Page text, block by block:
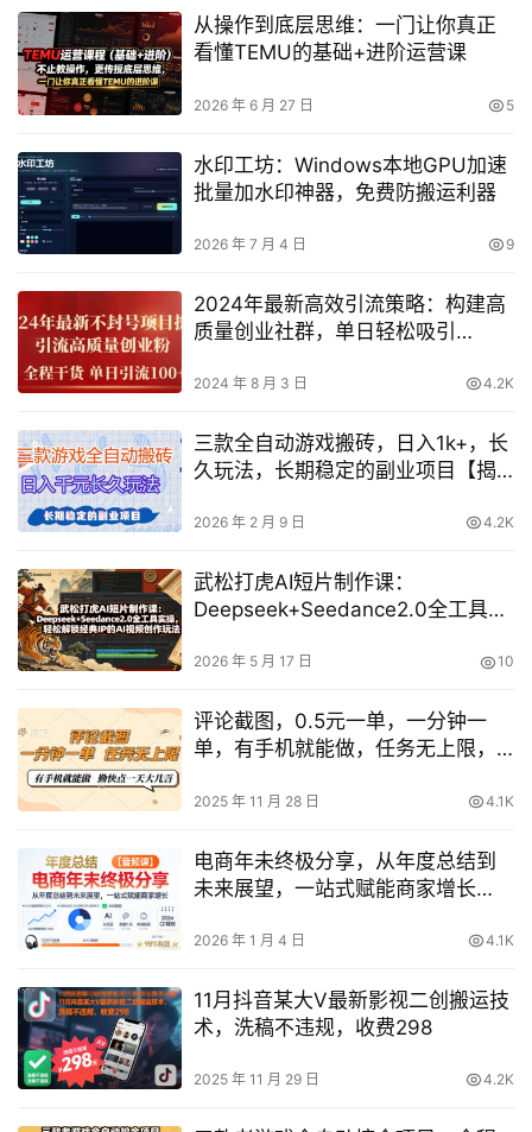
从操作到底层思维：一门让你真正
看懂TEMU的基础+进阶运营课
2026 年 6 月 27 日 5
水印工坊：Windows本地GPU加速
批量加水印神器，免费防搬运利器
2026 年 7 月 4 日 9
2024年最新高效引流策略：构建高
质量创业社群，单日轻松吸引
2024 年 8 月 3 日 4.2K
三款全自动游戏搬砖，日入1k+，长
久玩法，长期稳定的副业项目【揭
2026 年 2 月 9 日 4.2K
武松打虎AI短片制作课：
Deepseek+Seedance2.0全工具实
法
2026 年 5 月 17 日 10
评论截图，0.5元一单，一分钟一
单，有手机就能做，任务无上限，
2025 年 11 月 28 日 4.1K
电商年未终极分享，从年度总结到
未来展望，一站式赋能商家增长
2026 年 1 月 4 日 4.1K
11月抖音某大V最新影视二创搬运技
术，洗稿不违规，收费298
2025 年 11 月 29 日 4.2K